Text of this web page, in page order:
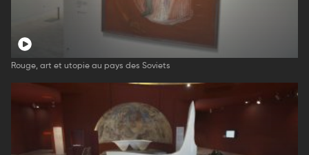
Rouge, art et utopie au pays des Soviets